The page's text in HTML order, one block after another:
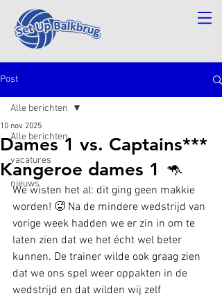
Post
Alle berichten
vacatures
nieuws
Alle berichten
Dames 1 vs. Captains***
Kangeroe dames 1 🦘
10 nov 2025
We wisten het al: dit ging geen makkie
worden! 🥵 Na de mindere wedstrijd van
vorige week hadden we er zin in om te
laten zien dat we het écht wel beter
kunnen. De trainer wilde ook graag zien
dat we ons spel weer oppakten in de
wedstrijd en dat wilden wij zelf